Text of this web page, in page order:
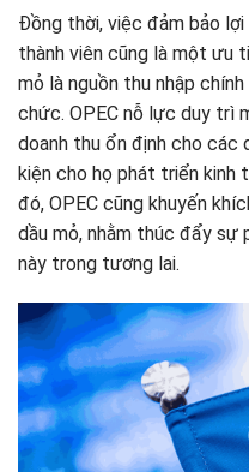
Đồng thời, việc đảm bảo
thành viên cũng là một ưu
mỏ là nguồn thu nhập
chức. OPEC nỗ lực duy trì
doanh thu ổn định cho các
kiện cho họ phát triển kinh
đó, OPEC cũng khuyến
dầu mỏ, nhằm thúc đẩy sự
này trong tương lai.